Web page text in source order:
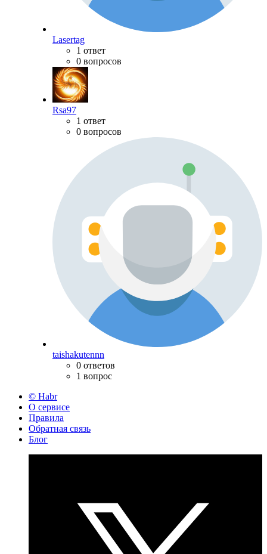
Lasertag
1 ответ
0 вопросов
Rsa97
1 ответ
0 вопросов
taishakutennn
0 ответов
1 вопрос
© Habr
О сервисе
Правила
Обратная связь
Блог